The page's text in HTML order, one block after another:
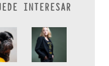
INTERESAR